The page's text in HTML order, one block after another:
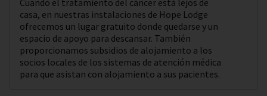
casa, en nuestras instalaciones de Hope Lodge
ofrecemos un lugar gratuito donde quedarse y un
espacio de apoyo para descansar. También
proporcionamos subsidios de alojamiento a los
socios locales de los sistemas de atención médica
para que asistan con alojamiento a sus pacientes.